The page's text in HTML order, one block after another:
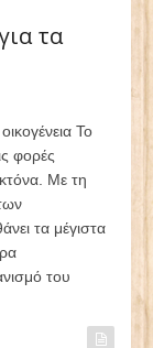
τα
Το
φορές
Με τη
τα μέγιστα
του